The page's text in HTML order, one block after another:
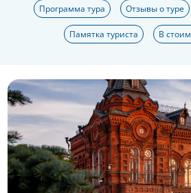
Программа тура Отзывы о туре
Памятка туриста В